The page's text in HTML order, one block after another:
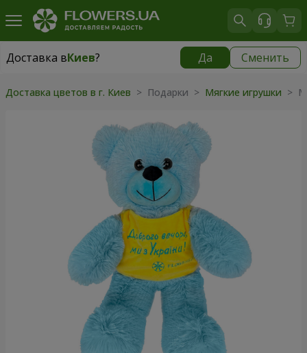
Доставка вКиев? Да Сменить
Доставка вКиев
Доставка цветов в г. Киев > Подарки > Мягкие игрушки >